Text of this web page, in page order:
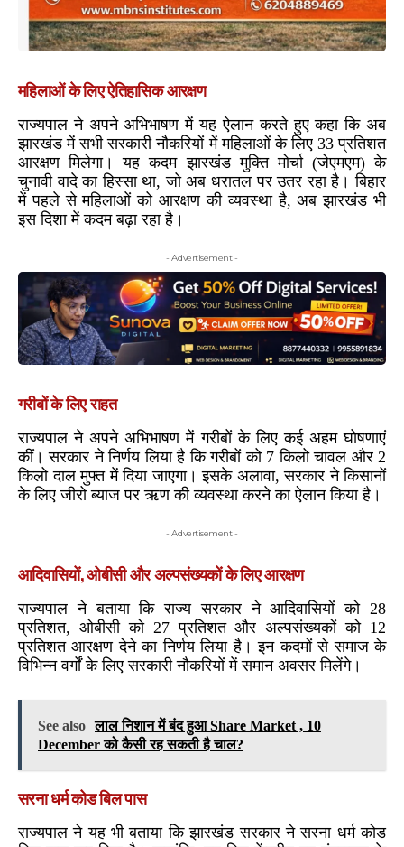
महिलाओं के लिए ऐतिहासिक आरक्षण
राज्यपाल ने अपने अभिभाषण में यह ऐलान करते हुए कहा कि अब
झारखंड में सभी सरकारी नौकरियों में महिलाओं के लिए 33 प्रतिशत
आरक्षण मिलेगा। यह कदम झारखंड मुक्ति मोर्चा (जेएमएम) के
चुनावी वादे का हिस्सा था, जो अब धरातल पर उतर रहा है। बिहार
में पहले से महिलाओं को आरक्षण की व्यवस्था है, अब झारखंड भी
इस दिशा में कदम बढ़ा रहा है।
- Advertisement -
गरीबों के लिए राहत
राज्यपाल ने अपने अभिभाषण में गरीबों के लिए कई अहम घोषणाएं
कीं। सरकार ने निर्णय लिया है कि गरीबों को 7 किलो चावल और 2
किलो दाल मुफ्त में दिया जाएगा। इसके अलावा, सरकार ने किसानों
के लिए जीरो ब्याज पर ऋण की व्यवस्था करने का ऐलान किया है।
- Advertisement -
आदिवासियों, ओबीसी और अल्पसंख्यकों के लिए आरक्षण
राज्यपाल ने बताया कि राज्य सरकार ने आदिवासियों को 28
प्रतिशत, ओबीसी को 27 प्रतिशत और अल्पसंख्यकों को 12
प्रतिशत आरक्षण देने का निर्णय लिया है। इन कदमों से समाज के
विभिन्न वर्गों के लिए सरकारी नौकरियों में समान अवसर मिलेंगे।
See also लाल निशान में बंद हुआ Share Market , 10
December को कैसी रह सकती है चाल?
सरना धर्म कोड बिल पास
राज्यपाल ने यह भी बताया कि झारखंड सरकार ने सरना धर्म कोड